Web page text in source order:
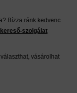
Bízza ránk kedvenc
szolgálat
választhat, vásárolhat